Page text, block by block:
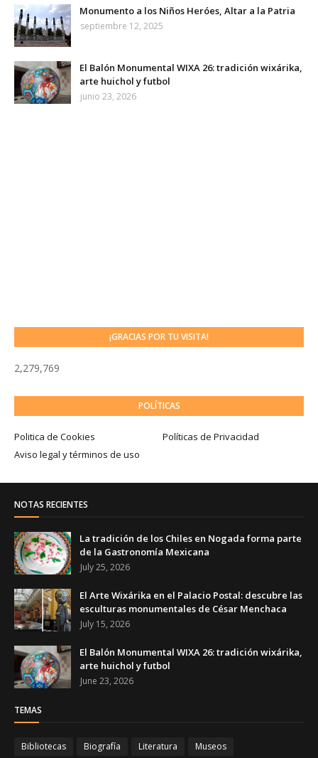
Monumento a los Niños Heróes, Altar a la Patria
septiembre 12, 2025
El Balón Monumental WIXA 26: tradición wixárika,
arte huichol y futbol
junio 23, 2026
¡GRACIAS POR TU VISITA!
2,279,769
POLÍTICAS
Politica de Cookies
Políticas de Privacidad
Aviso legal y términos de uso
NOTAS RECIENTES
La tradición de los Chiles en Nogada forma parte
de la Gastronomía Mexicana
July 25, 2026
El Arte Wixárika en el Palacio Postal: descubre las
esculturas monumentales de César Menchaca
July 15, 2026
El Balón Monumental WIXA 26: tradición wixárika,
arte huichol y futbol
June 23, 2026
TEMAS
Bibliotecas Biografía Literatura Museos